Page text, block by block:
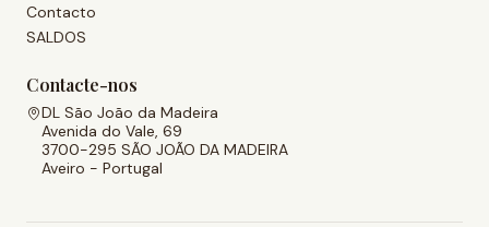
Contacto
SALDOS
Contacte-nos
DL São João da Madeira
Avenida do Vale, 69
3700-295 SÃO JOÃO DA MADEIRA
Aveiro - Portugal